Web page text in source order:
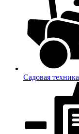
Садовая техника